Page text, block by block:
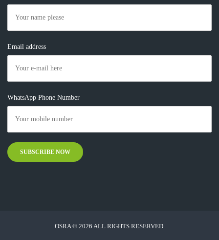
Email address
WhatsApp Phone Number
OSRA © 2026 ALL RIGHTS RESERVED.